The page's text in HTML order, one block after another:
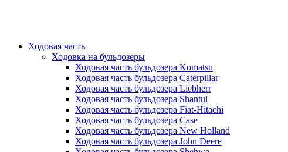
Ходовая часть
Ходовка на бульдозеры
Ходовая часть бульдозера Komatsu
Ходовая часть бульдозера Caterpillar
Ходовая часть бульдозера Liebherr
Ходовая часть бульдозера Shantui
Ходовая часть бульдозера Fiat-Hitachi
Ходовая часть бульдозера Case
Ходовая часть бульдозера New Holland
Ходовая часть бульдозера John Deere